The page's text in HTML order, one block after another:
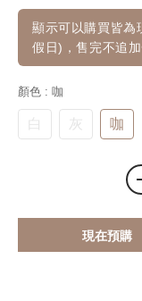
顯示可以購買皆為
假日)，售完不追
顏色 : 咖
白 灰 咖
現在預購